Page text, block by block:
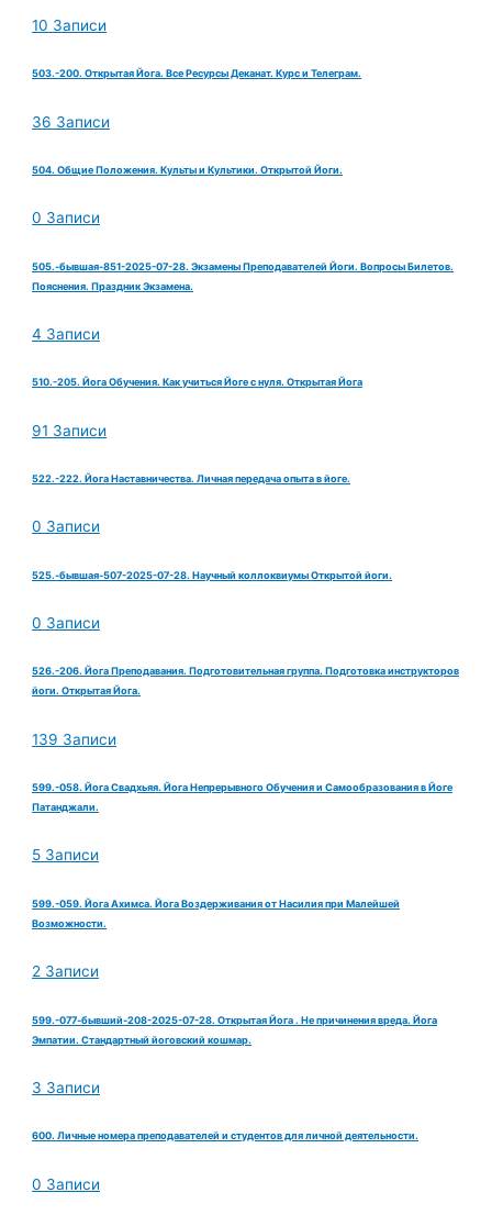
10 Записи
503.-200. Открытая Йога. Все Ресурсы Деканат. Курс и Телеграм.
36 Записи
504. Общие Положения. Культы и Культики. Открытой Йоги.
0 Записи
505.-бывшая-851-2025-07-28. Экзамены Преподавателей Йоги. Вопросы Билетов.
Пояснения. Праздник Экзамена.
4 Записи
510.-205. Йога Обучения. Как учиться Йоге с нуля. Открытая Йога
91 Записи
522.-222. Йога Наставничества. Личная передача опыта в йоге.
0 Записи
525.-бывшая-507-2025-07-28. Научный коллоквиумы Открытой йоги.
0 Записи
526.-206. Йога Преподавания. Подготовительная группа. Подготовка инструкторов
йоги. Открытая Йога.
139 Записи
599.-058. Йога Свадхьяя. Йога Непрерывного Обучения и Самообразования в Йоге
Патанджали.
5 Записи
599.-059. Йога Ахимса. Йога Воздерживания от Насилия при Малейшей
Возможности.
2 Записи
599.-077-бывший-208-2025-07-28. Открытая Йога . Не причинения вреда. Йога
Эмпатии. Стандартный йоговский кошмар.
3 Записи
600. Личные номера преподавателей и студентов для личной деятельности.
0 Записи